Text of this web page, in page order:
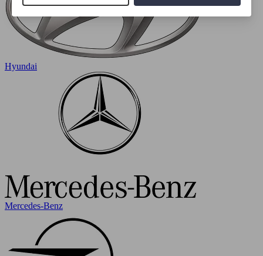
Hyundai
Mercedes-Benz